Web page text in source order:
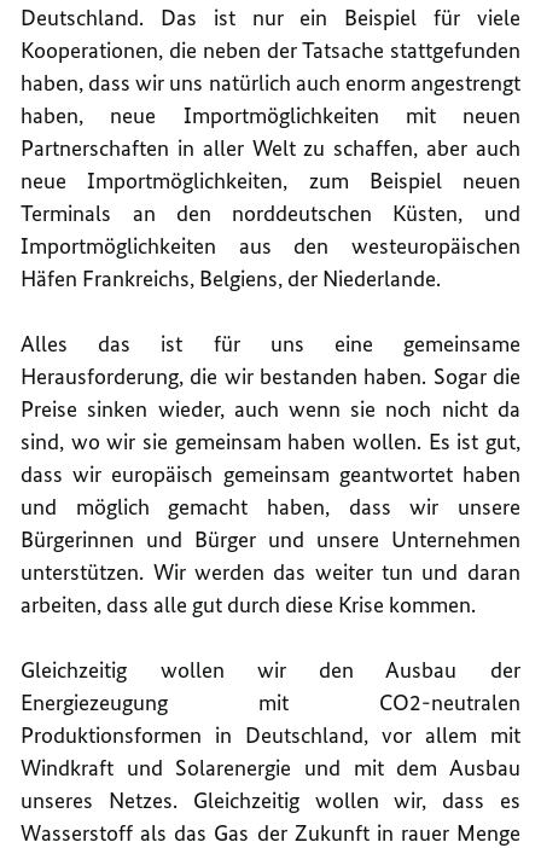
Deutschland. Das ist nur ein Beispiel für viele
Kooperationen, die neben der Tatsache stattgefunden
haben, dass wir uns natürlich auch enorm angestrengt
haben, neue Importmöglichkeiten mit neuen
Partnerschaften in aller Welt zu schaffen, aber auch
neue Importmöglichkeiten, zum Beispiel neuen
Terminals an den norddeutschen Küsten, und
Importmöglichkeiten aus den westeuropäischen
Häfen Frankreichs, Belgiens, der Niederlande.
Alles das ist für uns eine gemeinsame
Herausforderung, die wir bestanden haben. Sogar die
Preise sinken wieder, auch wenn sie noch nicht da
sind, wo wir sie gemeinsam haben wollen. Es ist gut,
dass wir europäisch gemeinsam geantwortet haben
und möglich gemacht haben, dass wir unsere
Bürgerinnen und Bürger und unsere Unternehmen
unterstützen. Wir werden das weiter tun und daran
arbeiten, dass alle gut durch diese Krise kommen.
Gleichzeitig wollen wir den Ausbau der
Energiezeugung mit CO2-neutralen
Produktionsformen in Deutschland, vor allem mit
Windkraft und Solarenergie und mit dem Ausbau
unseres Netzes. Gleichzeitig wollen wir, dass es
Wasserstoff als das Gas der Zukunft in rauer Menge